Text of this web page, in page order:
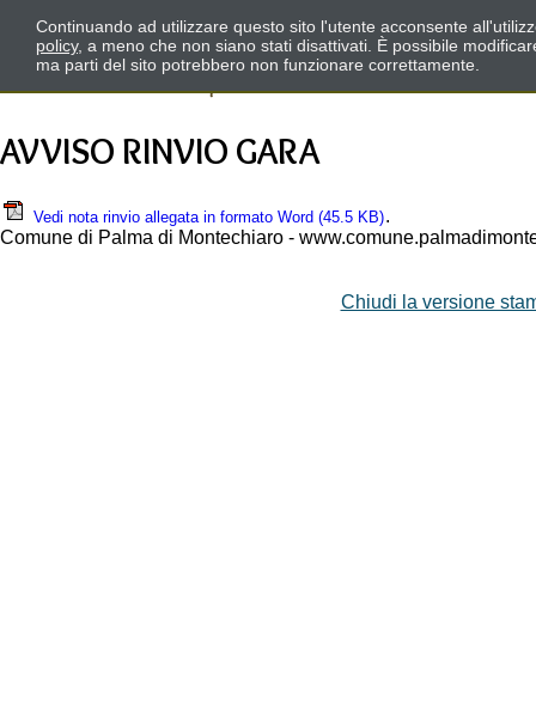
AVVISO RINVIO GARA
Vedi nota rinvio allegata in formato Word (45.5 KB).
Comune di Palma di Montechiaro -
Chiudi la versione
Continuando ad utilizzare questo sito l'utente acconsente
policy, a meno che non siano stati disattivati. È possibile
ma parti del sito potrebbero non funzionare correttamente.